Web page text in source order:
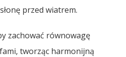
przed wiatrem.
zachować równowagę
tworząc harmonijną